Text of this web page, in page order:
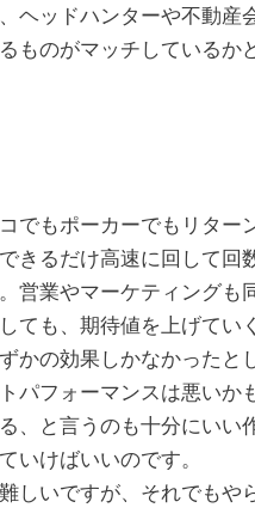
ヘッドハンターや不動
ものがマッチしている
でもポーカーでもリタ
きるだけ高速に回して
営業やマーケティング
ても、期待値を上げてい
かの効果しかなかった
パフォーマンスは悪いか
、と言うのも十分にいい
いけばいいのです。
しいですが、それでも